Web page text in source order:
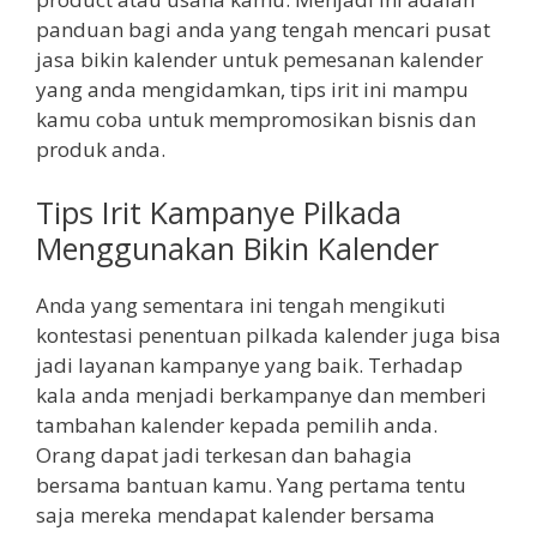
panduan bagi anda yang tengah mencari pusat
jasa bikin kalender untuk pemesanan kalender
yang anda mengidamkan, tips irit ini mampu
kamu coba untuk mempromosikan bisnis dan
produk anda.
Tips Irit Kampanye Pilkada
Menggunakan Bikin Kalender
Anda yang sementara ini tengah mengikuti
kontestasi penentuan pilkada kalender juga bisa
jadi layanan kampanye yang baik. Terhadap
kala anda menjadi berkampanye dan memberi
tambahan kalender kepada pemilih anda.
Orang dapat jadi terkesan dan bahagia
bersama bantuan kamu. Yang pertama tentu
saja mereka mendapat kalender bersama